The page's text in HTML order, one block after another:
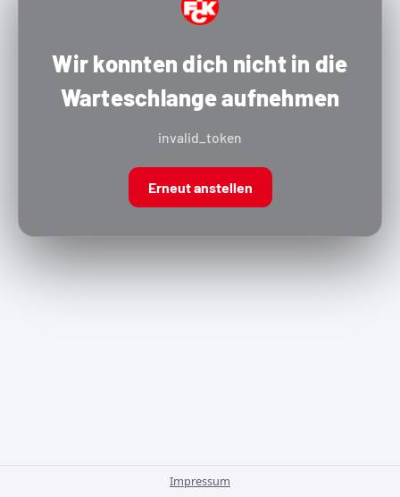
Wir konnten dich nicht in die
Warteschlange aufnehmen
invalid_token
Erneut anstellen
Impressum